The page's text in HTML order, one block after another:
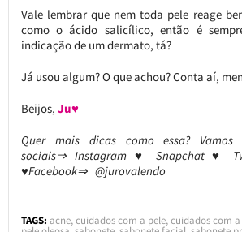
Vale lembrar que nem toda pele reage
como o ácido salicílico, então é
indicação de um dermato, tá?
Já usou algum? O que achou? Conta aí,
Beijos, Ju♥
Quer mais dicas como essa? Vamos
sociais⇒ Instagram ♥ Snapchat ♥
♥Facebook⇒ @jurovalendo
TAGS: acne,cuidados com a pele,cuidados com a